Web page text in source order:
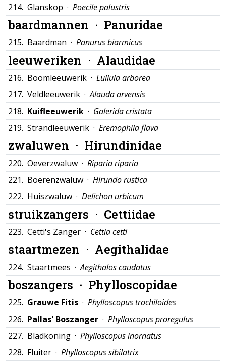
214. Glanskop · Poecile palustris
baardmannen · Panuridae
215. Baardman · Panurus biarmicus
leeuweriken · Alaudidae
216. Boomleeuwerik · Lullula arborea
217. Veldleeuwerik ·Alauda arvensis
218. Kuifleeuwerik · Galerida cristata
219. Strandleeuwerik · Eremophila flava
zwaluwen · Hirundinidae
220. Oeverzwaluw · Riparia riparia
221. Boerenzwaluw · Hirundo rustica
222. Huiszwaluw · Delichon urbicum
struikzangers · Cettiidae
223. Cetti's Zanger · Cettia cetti
staartmezen · Aegithalidae
224. Staartmees ·Aegithalos caudatus
boszangers · Phylloscopidae
225. Grauwe Fitis · Phylloscopus trochiloides
226. Pallas' Boszanger · Phylloscopus proregulus
227. Bladkoning · Phylloscopus inornatus
228. Fluiter · Phylloscopus sibilatrix